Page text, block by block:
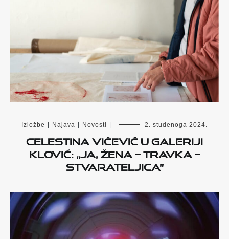
Izložbe Najava Novosti 2. studenoga 2024.
Celestina Vičević u Galeriji
Klović: „Ja, Žena – Travka –
Stvarateljica”